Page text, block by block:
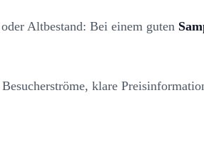
Altbestand: Bei einem guten
klare